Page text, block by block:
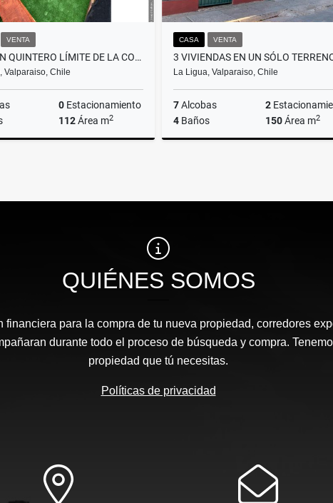
VENTA
CASA EN QUINTERO LÍMITE DE LA COMUNA CONCÓN
Valparaiso, Chile
0Estacionamiento
112Área m2
CASA VENTA
La Ligua, Valparaiso, Chile
7Alcobas 2
4 Baños 150Área m2
QUIÉNES SOMOS
financiera para la compra de tu nueva propiedad, corredores
durante todo el proceso de búsqueda y compra.
propiedad que tú necesitas.
Políticas de privacidad